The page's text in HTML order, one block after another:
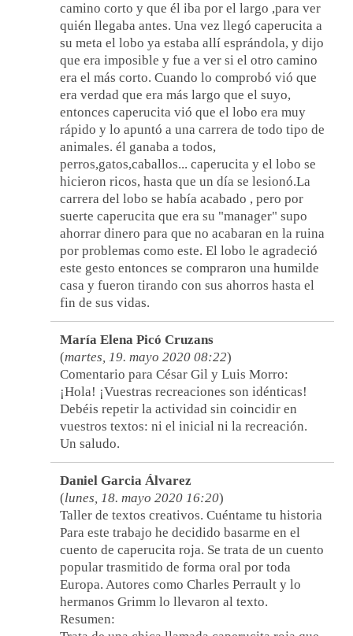
camino corto y que él iba por el largo ,para ver
quién llegaba antes. Una vez llegó caperucita a
su meta el lobo ya estaba allí esprándola, y dijo
que era imposible y fue a ver si el otro camino
era el más corto. Cuando lo comprobó vió que
era verdad que era más largo que el suyo,
entonces caperucita vió que el lobo era muy
rápido y lo apuntó a una carrera de todo tipo de
animales. él ganaba a todos,
perros,gatos,caballos... caperucita y el lobo se
hicieron ricos, hasta que un día se lesionó.La
carrera del lobo se había acabado , pero por
suerte caperucita que era su "manager" supo
ahorrar dinero para que no acabaran en la ruina
por problemas como este. El lobo le agradeció
este gesto entonces se compraron una humilde
casa y fueron tirando con sus ahorros hasta el
fin de sus vidas.
María Elena Picó Cruzans
(martes, 19. mayo 2020 08:22)
Comentario para César Gil y Luis Morro:
¡Hola! ¡Vuestras recreaciones son idénticas!
Debéis repetir la actividad sin coincidir en
vuestros textos: ni el inicial ni la recreación.
Un saludo.
Daniel Garcia Álvarez
(lunes, 18. mayo 2020 16:20)
Taller de textos creativos. Cuéntame tu historia
Para este trabajo he decidido basarme en el
cuento de caperucita roja. Se trata de un cuento
popular trasmitido de forma oral por toda
Europa. Autores como Charles Perrault y lo
hermanos Grimm lo llevaron al texto.
Resumen: